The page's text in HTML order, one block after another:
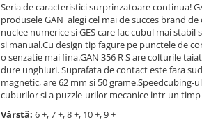
Seria de caracteristici surprinzatoare continua!
produsele GAN ​ alegi cel mai de succes brand
nuclee numerice si GES care fac cubul mai
si manual.Cu design tip fagure pe punctele de
o senzatie mai fina.GAN 356 R S are colturile
dure unghiuri. Suprafata de contact este fara
magnetic, are 62 mm si 50 grame.Speedcubing-
cuburilor si a puzzle-urilor mecanice intr-un
Vârstă: 6 +, 7 +, 8 +, 10 +, 9 +